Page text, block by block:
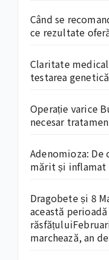
Când se
ce rezultate
Claritate
testarea
Operație varice
necesar
Adenomioza:
mărit și inflamat
Dragobete și 8
această
marchează, an